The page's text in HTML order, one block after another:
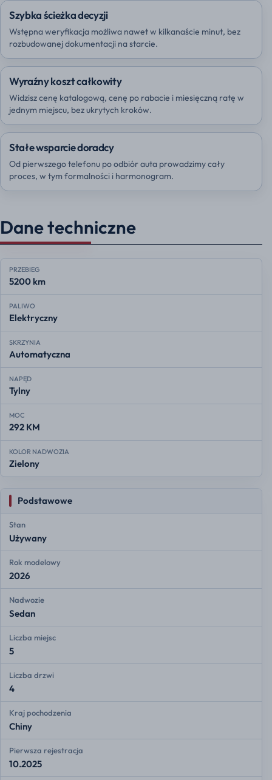
Szybka ścieżka decyzji
Wstępna weryfikacja możliwa nawet w kilkanaście minut, bez
rozbudowanej dokumentacji na starcie.
Wyraźny koszt całkowity
Widzisz cenę katalogową, cenę po rabacie i miesięczną ratę w
jednym miejscu, bez ukrytych kroków.
Stałe wsparcie doradcy
Od pierwszego telefonu po odbiór auta prowadzimy cały
proces, w tym formalności i harmonogram.
Dane techniczne
PRZEBIEG
5200 km
PALIWO
Elektryczny
SKRZYNIA
Automatyczna
NAPĘD
Tylny
MOC
292 KM
KOLOR NADWOZIA
Zielony
Podstawowe
Stan
Używany
Rok modelowy
2026
Nadwozie
Sedan
Liczba miejsc
5
Liczba drzwi
4
Kraj pochodzenia
Chiny
Pierwsza rejestracja
10.2025